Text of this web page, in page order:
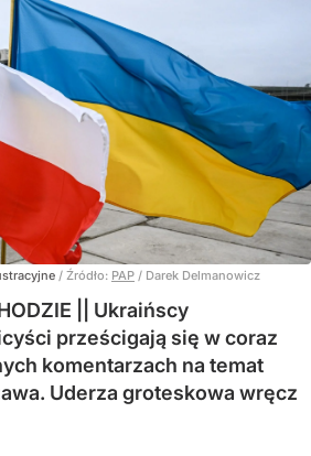
/ Źródło: PAP / Darek Delmanowicz
|| Ukraińscy
prześcigają się w coraz
komentarzach na temat
Uderza groteskowa wręcz